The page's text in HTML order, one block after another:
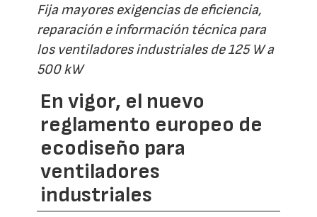
Fija mayores exigencias de eficiencia,
reparación e información técnica para
los ventiladores industriales de 125 W a
500 kW
En vigor, el nuevo
reglamento europeo de
ecodiseño para
ventiladores
industriales